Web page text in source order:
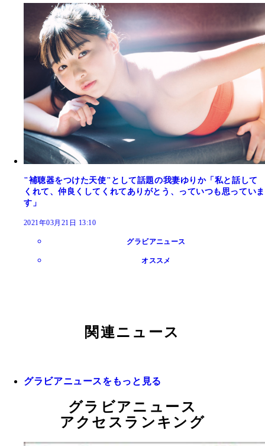
"補聴器をつけた天使"として話題の我妻ゆりか「私と話して
くれて、仲良くしてくれてありがとう、っていつも思っていま
す」
2021年03月21日 13:10
グラビアニュース
オススメ
関連ニュース
グラビアニュースをもっと見る
グラビアニュース
アクセスランキング